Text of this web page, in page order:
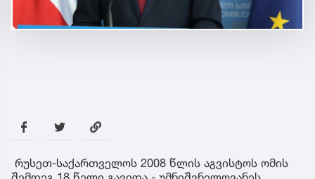
რუსეთ-საქართველოს 2008 წლის აგვისტოს ომის